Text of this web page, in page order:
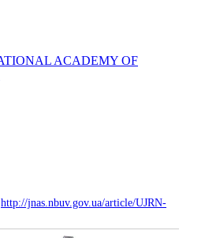
ACADEMY OF
http://jnas.nbuv.gov.ua/article/UJRN-